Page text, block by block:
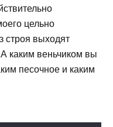
цельно
строя выходят
каким веньчиком вы
песочное и каким